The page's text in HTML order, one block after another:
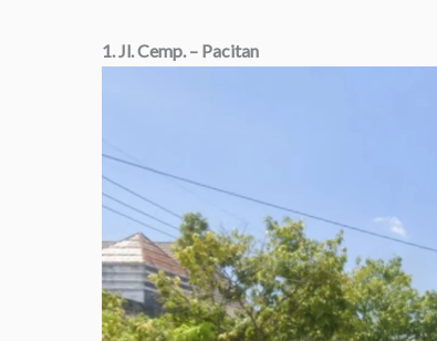
1. Jl. Cemp. – Pacitan